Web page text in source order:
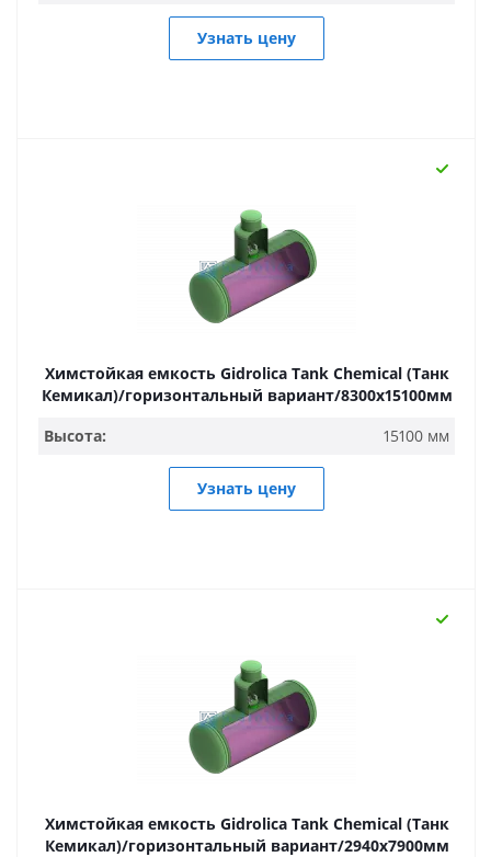
Узнать цену
Химстойкая емкость Gidrolica Tank Chemical (Танк
Кемикал)/горизонтальный вариант/8300х15100мм
Высота:
15100 мм
Узнать цену
Химстойкая емкость Gidrolica Tank Chemical (Танк
Кемикал)/горизонтальный вариант/2940х7900мм